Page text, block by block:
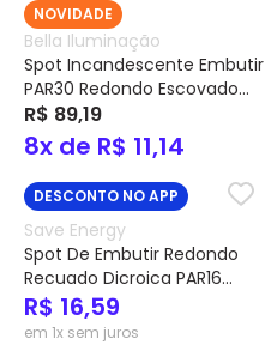
NOVIDADE
Bella Iluminação
Spot Incandescente Embutir
PAR30 Redondo Escovado
Cód. NS5300A – Bella
Iluminação
R$ 89,19
8x de R$ 11,14
DESCONTO NO APP
Save Energy
Spot De Embutir Redondo
Recuado Dicroica PAR16
Branco P/ 1 Lâmpada GU10
Cód. SE-330.1034 – Save
R$ 16,59
em 1x sem juros